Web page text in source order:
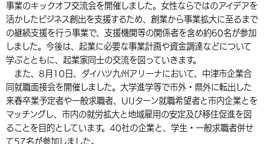
事業のキックオフ交流会を開催しました。女性ならではのアイデアを
活かしたビジネス創出を支援するため、創業から事業拡大に至るまで
の継続支援を行う事業で、支援機関等の関係者を含め約60名が参加
しました。今後は、起業に必要な事業計画や資金調達などについて
学ぶとともに、起業家同士の交流を図っていきます。
また、8月10日、ダイハツ九州アリーナにおいて、中津市企業合
同就職面接会を開催しました。大学進学等で市外・県外に転出した
来春卒業予定者や一般求職者、UIJターン就職希望者と市内企業とを
マッチングし、市内の就労拡大と地域雇用の安定及び移住促進を図
ることを目的としています。40社の企業と、学生・一般求職者併せ
て57名が参加しました。